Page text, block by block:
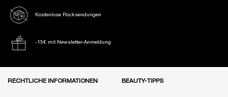
Kostenlose Rücksendungen
-15€ mit Newsletter-Anmeldung
RECHTLICHE INFORMATIONEN
BEAUTY-TIPPS